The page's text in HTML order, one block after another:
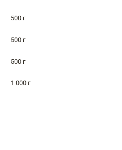
500 г
500 г
500 г
1 000 г